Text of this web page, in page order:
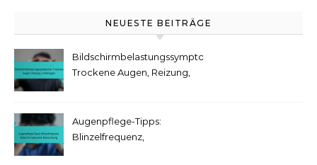
NEUESTE BEITRÄGE
Bildschirmbelastungssymptome:
Trockene Augen, Reizung,
Augenpflege-Tipps:
Blinzelfrequenz,